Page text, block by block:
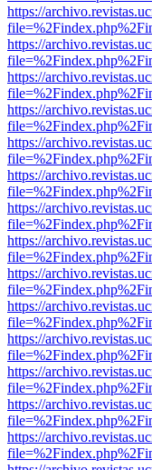
https://
https://
https://
https://
https://
https://
https://
https://
https://
https://
https://
https://
https://
https://